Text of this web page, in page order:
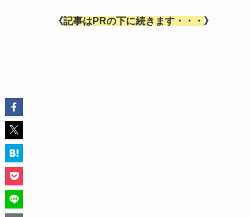
《記事はPRの下に続きます・・・ 》